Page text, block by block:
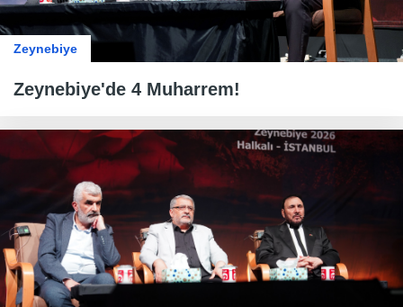
Zeynebiye
Zeynebiye'de 4 Muharrem!